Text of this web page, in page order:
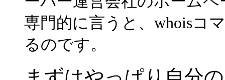
専門的に言うと、whoisコ
るのです。